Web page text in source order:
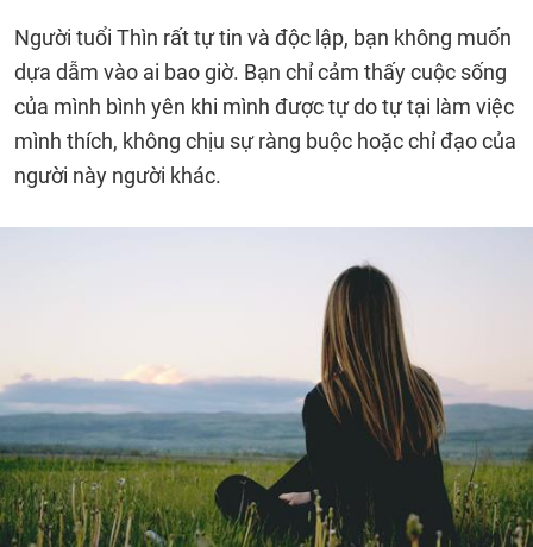
Người tuổi Thìn rất tự tin và độc lập, bạn không muốn
dựa dẫm vào ai bao giờ. Bạn chỉ cảm thấy cuộc sống
của mình bình yên khi mình được tự do tự tại làm việc
mình thích, không chịu sự ràng buộc hoặc chỉ đạo của
người này người khác.